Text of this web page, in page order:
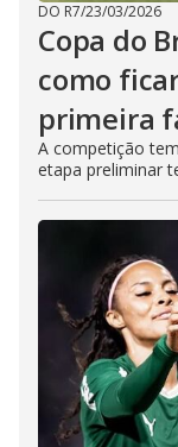
DO R7/23/03/2026
Copa do
como
primeira
A competição
etapa preliminar